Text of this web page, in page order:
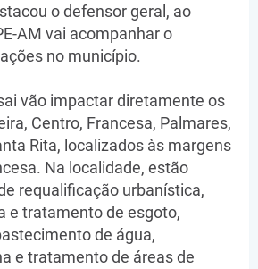
o defensor geral, ao
AM vai acompanhar o
no município.
vão impactar diretamente os
Centro, Francesa, Palmares,
Rita, localizados às margens
Na localidade, estão
requalificação urbanística,
e tratamento de esgoto,
de água,
e tratamento de áreas de